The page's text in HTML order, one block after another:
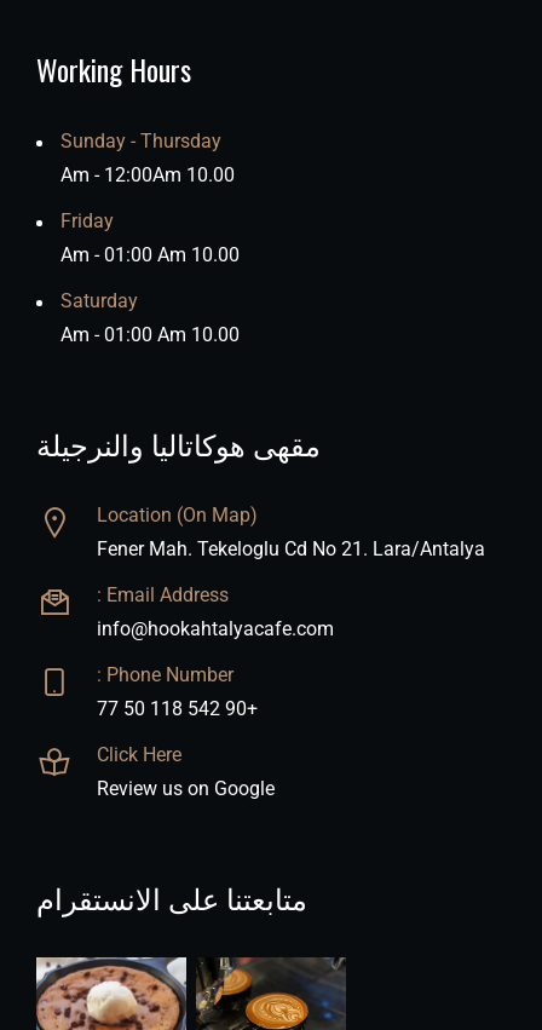
Working Hours
Sunday - Thursday
10.00 Am - 12:00Am
Friday
10.00 Am - 01:00 Am
Saturday
10.00 Am - 01:00 Am
مقهى هوكاتاليا والنرجيلة
Location (On Map)
Fener Mah. Tekeloglu Cd No 21. Lara/Antalya
Email Address :
info@hookahtalyacafe.com
Phone Number :
+90 542 118 50 77
Click Here
Review us on Google
متابعتنا على الانستقرام